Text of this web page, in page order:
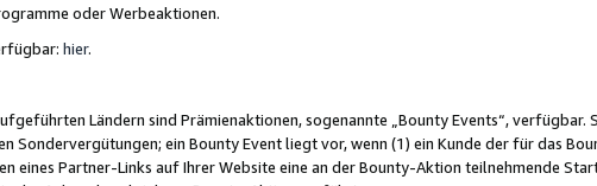
oder Werbeaktionen.
hier.
Ländern sind Prämienaktionen, sogenannte „Bounty Events“, verfügbar.
Sondervergütungen; ein Bounty Event liegt vor, wenn (1) ein Kunde der für das
eines Partner-Links auf Ihrer Website eine an der Bounty-Aktion teilnehmende